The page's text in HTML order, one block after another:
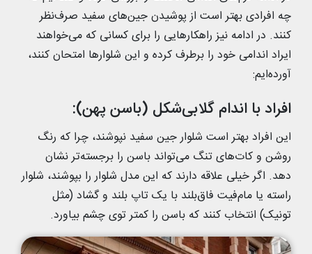
چه افرادی بهتر است از پوشیدن جین‌های سفید صرف‌نظر
کنند. در ادامه نیز راهکارهایی را برای کسانی که می‌خواهند
ایراد اندامی خود را برطرف کرده و این شلوارها امتحان کنند،
آورده‌ایم:
افراد با اندام گلابی‌شکل (باسن پهن):
این افراد بهتر است شلوار جین سفید نپوشند، چرا که رنگ
روشن و کات‌های تنگ می‌تواند باسن را برجسته‌تر نشان
دهد. اگر خیلی علاقه دارند که این مدل شلوار را بپوشند، شلوار
راسته یا مام‌فیت فاق‌بلند با یک تاپ بلند و گشاد (مثل
تونیک) انتخاب کنند که باسن را کمتر توی چشم بیاورد‌.